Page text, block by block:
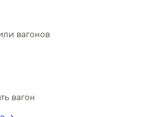
вагонов
вагон